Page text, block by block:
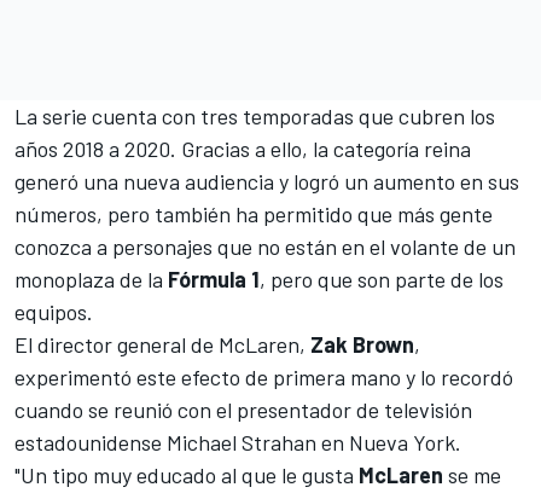
La serie cuenta con tres temporadas que cubren los
años 2018 a 2020. Gracias a ello, la categoría reina
generó una nueva audiencia y logró un aumento en sus
números, pero también ha permitido que más gente
conozca a personajes que no están en el volante de un
monoplaza de la Fórmula 1, pero que son parte de los
equipos.
El director general de McLaren, Zak Brown,
experimentó este efecto de primera mano y lo recordó
cuando se reunió con el presentador de televisión
estadounidense Michael Strahan en Nueva York.
"Un tipo muy educado al que le gusta McLaren se me